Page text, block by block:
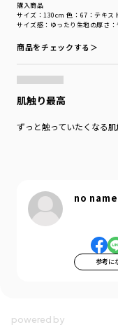
購入商品
サイズ感 ：ゆったり 生地の厚さ
サイズ：130cm 色：67：テキス
商品をチェックする＞
肌触り最高
ずっと触っていたくなる
no name
参考に